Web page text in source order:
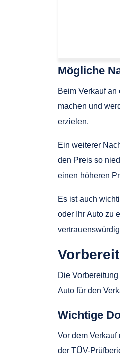
Mögliche
Beim Verkauf
machen und
erzielen.
Ein weiterer
den Preis so
einen höheren
Es ist auch
oder Ihr Auto zu
Die
Auto für den
Wichtige
Vor dem
der TÜV-